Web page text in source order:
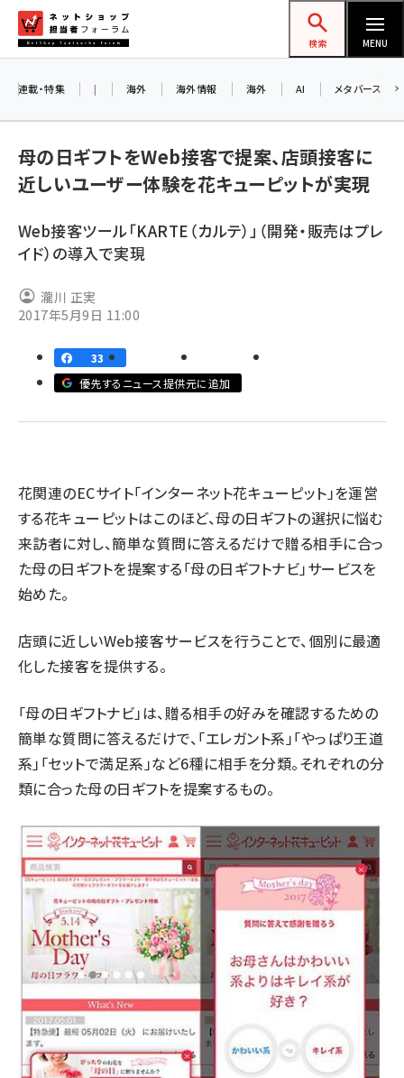
ン
ネットショップ担当者フォーラム
検索 MENU
yahoo (1899)
ecbeing (1207)
base (1071)
連載・特集 | 海外 海外情報 海外 AI メタバース
母の日ギフトをWeb接客で提案、店頭接客に
近しいユーザー体験を花キューピットが実現
Web接客ツール「KARTE（カルテ）」（開発・販売はプレ
イド）の導入で実現
瀧川 正実
2017年5月9日 11:00
33
優先するニュース提供元に追加
花関連のECサイト「インターネット花キューピット」を運営
する花キューピットはこのほど、母の日ギフトの選択に悩む
来訪者に対し、簡単な質問に答えるだけで贈る相手に合っ
た母の日ギフトを提案する「母の日ギフトナビ」サービスを
始めた。
店頭に近しいWeb接客サービスを行うことで、個別に最適
化した接客を提供する。
「母の日ギフトナビ」は、贈る相手の好みを確認するための
簡単な質問に答えるだけで、「エレガント系」「やっぱり王道
系」「セットで満足系」など6種に相手を分類。それぞれの分
類に合った母の日ギフトを提案するもの。
アル
8/26